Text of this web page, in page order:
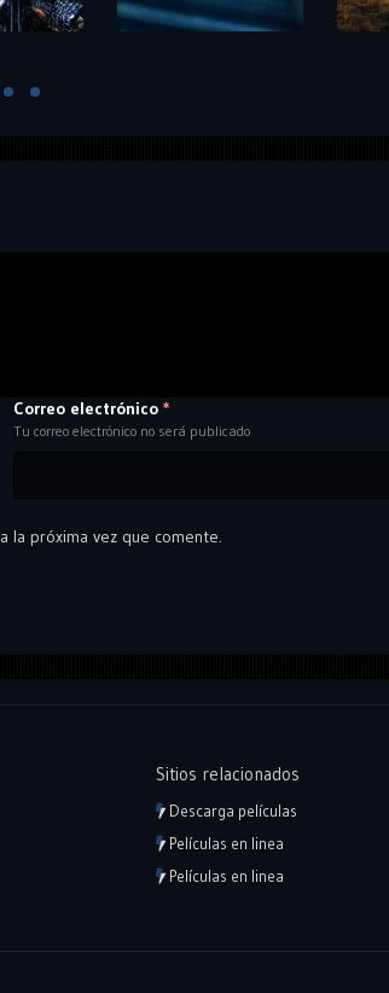
Correo electrónico *
Tu correo electrónico no será publicado
próxima vez que comente.
Sitios relacionados
Descarga películas
Películas en linea
Películas en linea